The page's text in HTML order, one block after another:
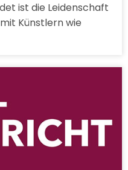
ist die Leidenschaft
Künstlern wie